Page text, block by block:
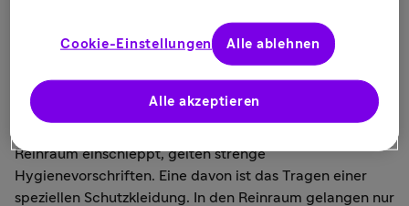
herrscht Überdruck. So können keine Partikel von außen
hineingelangen. Eine Luftzirkulation sorgt zusätzlich für
für das Produkt ausgeschlossen werden kann.
Reinraum einschleppt, gelten strenge
Hygienevorschriften. Eine davon ist das Tragen einer
speziellen Schutzkleidung. In den Reinraum gelangen nur
Cookie-Einstellungen
Alle akzeptieren
Alle ablehnen